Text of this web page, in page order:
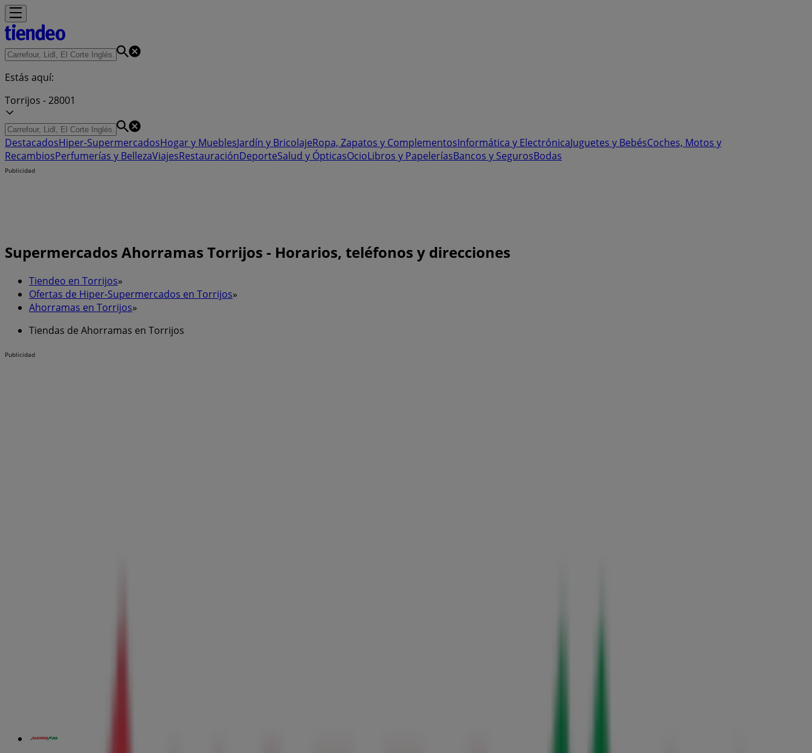
Estás aquí:
Torrijos - 28001
DestacadosHiper-SupermercadosHogar y MueblesJardín y BricolajeRopa, Zapatos y ComplementosInformática y ElectrónicaJuguetes y BebésCoches, Motos y
RecambiosPerfumerías y BellezaViajesRestauraciónDeporteSalud y ÓpticasOcioLibros y PapeleríasBancos y SegurosBodas
Publicidad
Supermercados Ahorramas Torrijos - Horarios, teléfonos y direcciones
Tiendeo en Torrijos»
Ofertas de Hiper-Supermercados en Torrijos»
Ahorramas en Torrijos»
Tiendas de Ahorramas en Torrijos
Publicidad